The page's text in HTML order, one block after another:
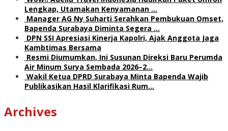
Lengkap, Utamakan Kenyamanan …
Manager AG Ny Suharti Serahkan Pembukuan Omset,
Bapenda Surabaya Diminta Segera …
DPN SSI Apresiasi Kinerja Kapolri, Ajak Anggota Jaga
Kambtimas Bersama
Resmi Diumumkan, Ini Susunan Direksi Baru Perumda
Air Minum Surya Sembada 2026–2…
Wakil Ketua DPRD Surabaya Minta Bapenda Wajib
Publikasikan Hasil Klarifikasi Rum…
Archives